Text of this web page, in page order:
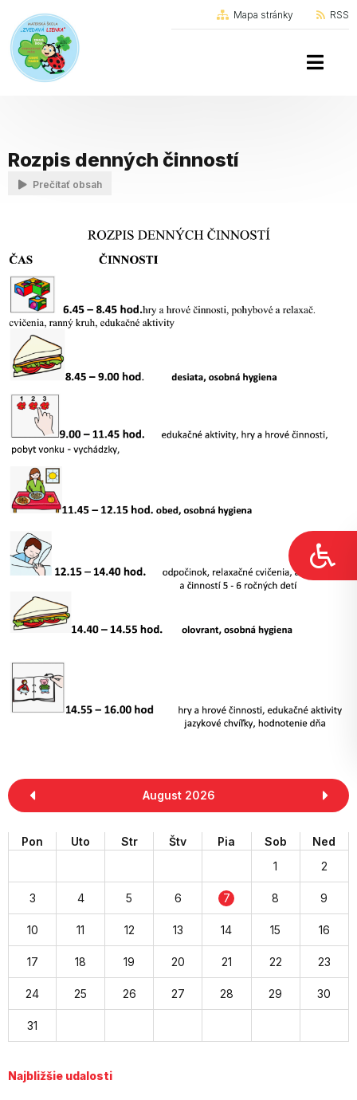
Mapa stránky RSS
Rozpis denných činností
Prečítať obsah
August 2026
Pon Uto Str Štv Pia Sob
Ned
1
2
3 4 5 6 7 8 9
10 11 12 13 14 15 16
17 18 19 20 21 22 23
24 25 26 27 28 29 30
31
Najbližšie udalosti